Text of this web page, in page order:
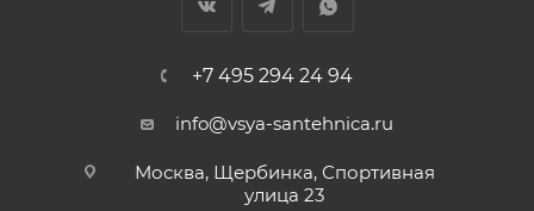
+7 495 294 24 94
info@vsya-santehnica.ru
Москва, Щербинка, Спортивная
улица 23